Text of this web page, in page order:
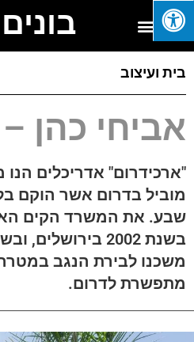
בית ועיצוב
אביחי כהן
"ארכידרום" אדריכלים
מוביל בדרום אשר הוקם
שבע. את המשרד הקים
משכנו לבירת הנגב
מתפשרת לדרום.